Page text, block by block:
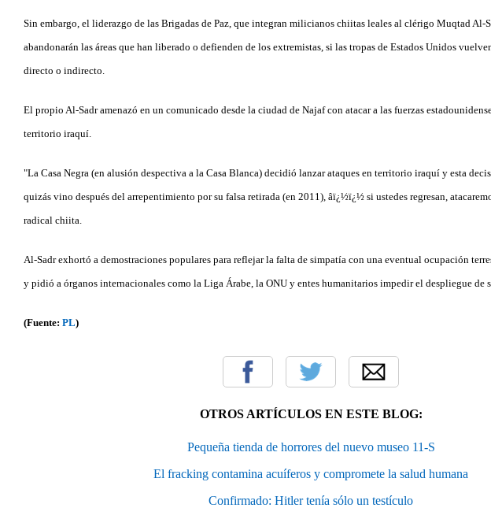
Sin embargo, el liderazgo de las Brigadas de Paz, que integran milicianos chiitas leales al clérigo Muqtad Al-
abandonarán las áreas que han liberado o defienden de los extremistas, si las tropas de Estados Unidos
directo o indirecto.
El propio Al-Sadr amenazó en un comunicado desde la ciudad de Najaf con atacar a las fuerzas
territorio iraquí.
"La Casa Negra (en alusión despectiva a la Casa Blanca) decidió lanzar ataques en territorio iraquí y esta
quizás vino después del arrepentimiento por su falsa retirada (en 2011), âï¿½ï¿½ si ustedes regresan,
radical chiita.
Al-Sadr exhortó a demostraciones populares para reflejar la falta de simpatía con una eventual ocupación
y pidió a órganos internacionales como la Liga Árabe, la ONU y entes humanitarios impedir el despliegue de
(Fuente: PL)
OTROS ARTÍCULOS EN ESTE BLOG:
Pequeña tienda de horrores del nuevo museo 11-S
El fracking contamina acuíferos y compromete la salud humana
Confirmado: Hitler tenía sólo un testículo